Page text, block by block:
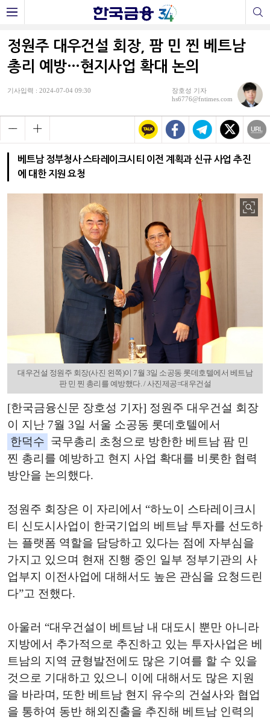
정원주 대우건설 회장, 팜 민 찐 베트남
총리 예방…현지사업 확대 논의
기사입력 : 2024-07-04 09:30
장호성 기자
hs6776@fntimes.com
베트남 정부청사 스타레이크시티 이전 계획과 신규 사업 추진
에 대한 지원 요청
대우건설 정원주 회장(사진 왼쪽)이 7월 3일 소공동 롯데호텔에서 베트남
판 민 찐 총리를 예방했다. / 사진제공=대우건설
[한국금융신문 장호성 기자] 정원주 대우건설 회장
이 지난 7월 3일 서울 소공동 롯데호텔에서
한덕수 국무총리 초청으로 방한한 베트남 팜 민
찐 총리를 예방하고 현지 사업 확대를 비롯한 협력
방안을 논의했다.
정원주 회장은 이 자리에서 “하노이 스타레이크시
티 신도시사업이 한국기업의 베트남 투자를 선도하
는 플랫폼 역할을 담당하고 있다는 점에 자부심을
가지고 있으며 현재 진행 중인 일부 정부기관의 사
업부지 이전사업에 대해서도 높은 관심을 요청드린
다”고 전했다.
아울러 “대우건설이 베트남 내 대도시 뿐만 아니라
지방에서 추가적으로 추진하고 있는 투자사업은 베
트남의 지역 균형발전에도 많은 기여를 할 수 있을
것으로 기대하고 있으니 이에 대해서도 많은 지원
을 바라며, 또한 베트남 현지 유수의 건설사와 협업
을 통하여 동반 해외진출을 추진해 베트남 인력의